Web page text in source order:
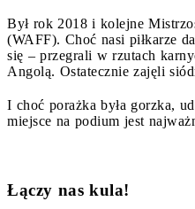
Był rok 2018 i kolejne
(WAFF). Choć nasi piłkarze
się – przegrali w rzutach
Angolą. Ostatecznie zajęli
I choć porażka była gorzka,
miejsce na podium jest
Łączy nas kula!